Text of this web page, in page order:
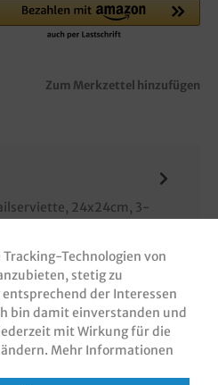
Zum Merkzettel hinzufügen
24x24cm, 3-
Technologien von
stetig zu
der Interessen
bin damit einverstanden und
mit Wirkung für die
Mehr Informationen